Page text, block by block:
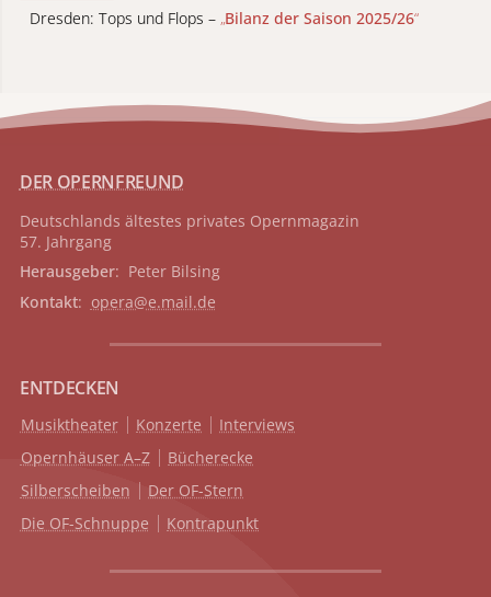
Dresden: Tops und Flops – „Bilanz der Saison 2025/26“
DER OPERNFREUND
Deutschlands ältestes privates Opernmagazin
57. Jahrgang
Herausgeber: Peter Bilsing
Kontakt: opera@e.mail.de
ENTDECKEN
Musiktheater Konzerte
Interviews
Opernhäuser A–Z
Bücherecke
Silberscheiben
Der OF-Stern
Die OF-Schnuppe
Kontrapunkt